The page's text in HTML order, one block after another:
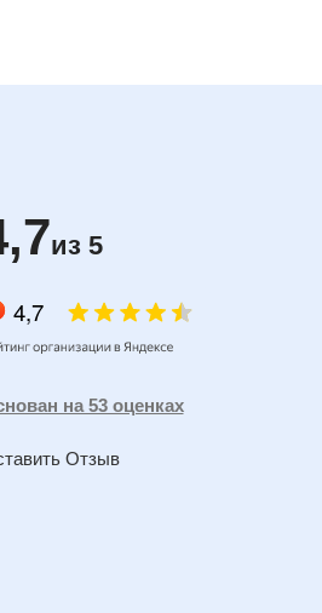
из 5
на 53 оценках
Отзыв